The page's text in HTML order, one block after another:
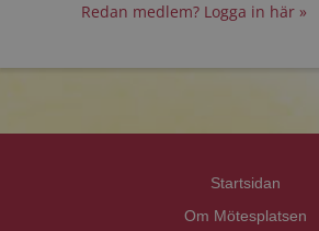
Redan medlem? Logga in här »
Startsidan
Om Mötesplatsen